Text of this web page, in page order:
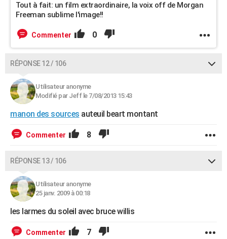
Tout à fait: un film extraordinaire, la voix off de Morgan
Freeman sublime l'image!!
Commenter 0
RÉPONSE 12 / 106
Utilisateur anonyme
Modifié par Jeff le 7/08/2013 15:43
manon des sources auteuil beart montant
Commenter 8
RÉPONSE 13 / 106
Utilisateur anonyme
25 janv. 2009 à 00:18
les larmes du soleil avec bruce willis
Commenter 7